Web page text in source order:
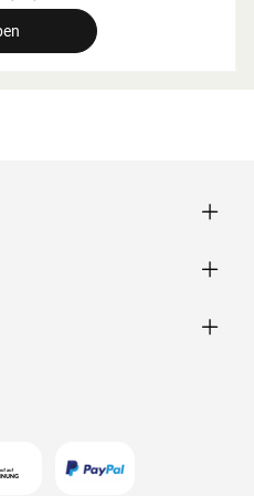
bequem. Folgende
1 Liege, ca. 57 cm breit,
ist besonders
und atmosphärisches
in der linken Ecke des
Dachkranz mit